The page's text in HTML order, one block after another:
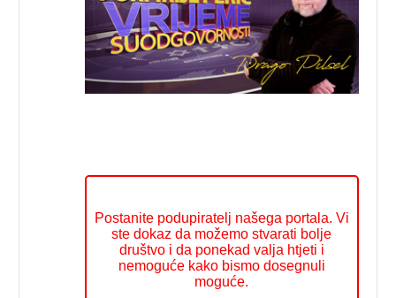
Postanite podupiratelj našega portala. Vi
ste dokaz da možemo stvarati bolje
društvo i da ponekad valja htjeti i
nemoguće kako bismo dosegnuli
moguće.